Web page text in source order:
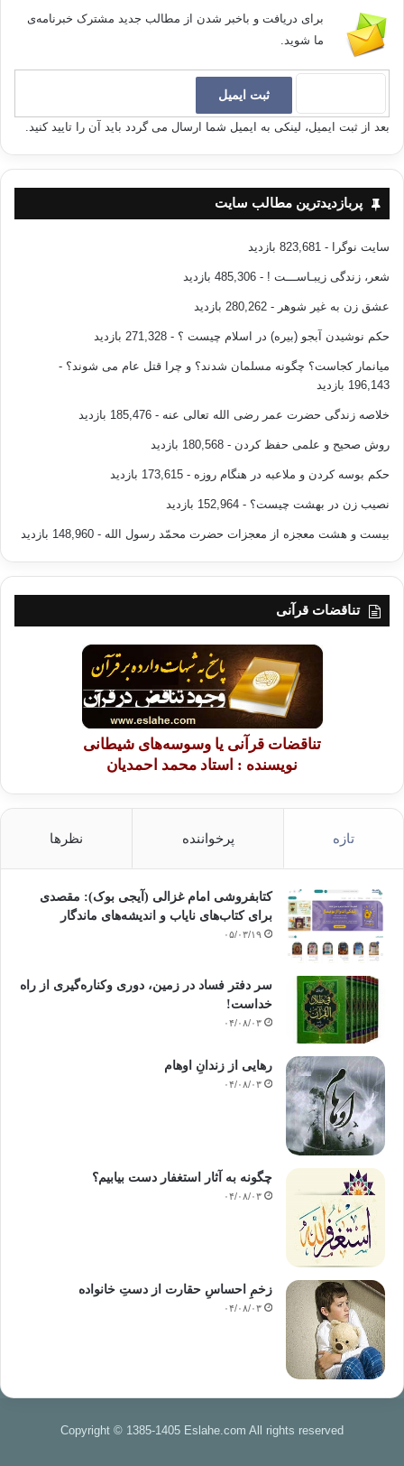
برای دریافت و باخبر شدن از مطالب جدید مشترک خبرنامه‌ی
ما شوید.
بعد از ثبت ایمیل، لینکی به ایمیل شما ارسال می گردد باید آن را تایید کنید.
پربازدیدترین مطالب سایت
سایت نوگرا - 823,681 بازدید
شعر، زندگی زیبـاســـت ! - 485,306 بازدید
عشق زن به غیر شوهر - 280,262 بازدید
حکم نوشیدن آبجو (بیره) در اسلام چیست ؟ - 271,328 بازدید
میانمار کجاست؟ چگونه مسلمان شدند؟ و چرا قتل عام می شوند؟ -
196,143 بازدید
خلاصه زندگی حضرت عمر رضی الله تعالی عنه - 185,476 بازدید
روش صحیح و علمی حفظ کردن - 180,568 بازدید
حکم بوسه کردن و ملاعبه در هنگام روزه - 173,615 بازدید
نصیب زن در بهشت چیست؟ - 152,964 بازدید
بیست و هشت معجزه از معجزات حضرت محمّد رسول الله - 148,960 بازدید
تناقضات قرآنی
تناقضات قرآنی یا وسوسه‌های شیطانی
نویسنده : استاد محمد احمدیان
تازه پرخواننده نظرها
کتابفروشی امام غزالی (آیجی بوک): مقصدی
برای کتاب‌های نایاب و اندیشه‌های ماندگار
۰۵/۰۳/۱۹
سر دفتر فساد در زمین‌، دوری وکناره‌گیری از راه
خداست‌!
۰۴/۰۸/۰۳
رهایی از زندانِ اوهام
۰۴/۰۸/۰۳
چگونه به آثار استغفار دست بیابیم؟
۰۴/۰۸/۰۳
زخمِ احساسِ حقارت از دستِ خانواده
۰۴/۰۸/۰۳
Copyright © 1385-1405 Eslahe.com All rights reserved